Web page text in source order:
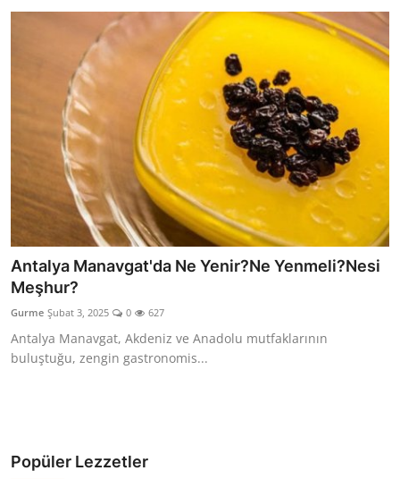
Mekan & Lezzet Rotaları
Temel Gıda ve Ürün Rehberleri
İçecek Kültürü & Barista
Yöresel Tarifler & Ev Yemekleri
Gıda Güvenliği & Sağlık
İçecek Kültürü & Rehberleri
Popüler Kültür & Mutfak Tarihi
Mutfak Temizliği & Pratik Bilgiler
Anne & Bebek Beslenmesi
Mutfak Sırları & Teknikler
Antalya Manavgat'da Ne Yenir?Ne Yenmeli?Nesi
Meşhur?
Gurme Şubat 3, 2025 0 627
Antalya Manavgat, Akdeniz ve Anadolu mutfaklarının
buluştuğu, zengin gastronomis...
Popüler Lezzetler